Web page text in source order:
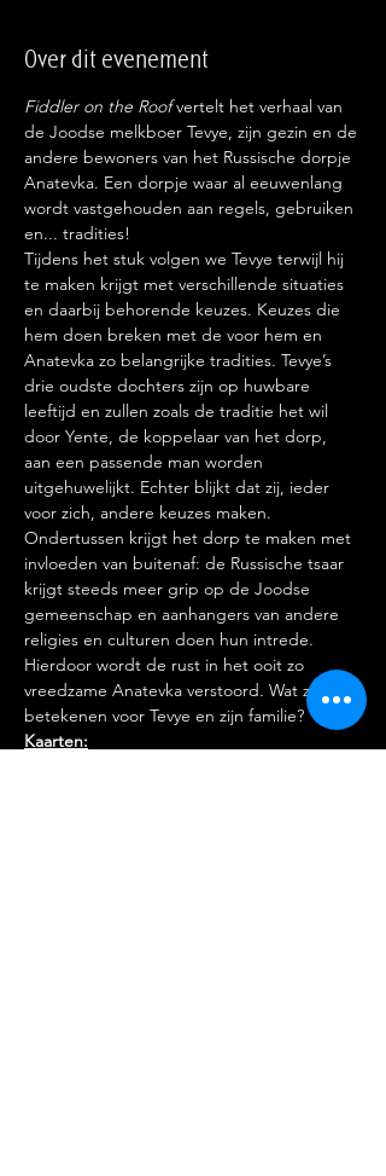
Over dit evenement
Fiddler on the Roof vertelt het verhaal van
de Joodse melkboer Tevye, zijn gezin en de
andere bewoners van het Russische dorpje
Anatevka. Een dorpje waar al eeuwenlang
wordt vastgehouden aan regels, gebruiken
en... tradities!
Tijdens het stuk volgen we Tevye terwijl hij
te maken krijgt met verschillende situaties
en daarbij behorende keuzes. Keuzes die
hem doen breken met de voor hem en
Anatevka zo belangrijke tradities. Tevye’s
drie oudste dochters zijn op huwbare
leeftijd en zullen zoals de traditie het wil
door Yente, de koppelaar van het dorp,
aan een passende man worden
uitgehuwelijkt. Echter blijkt dat zij, ieder
voor zich, andere keuzes maken.
Ondertussen krijgt het dorp te maken met
invloeden van buitenaf: de Russische tsaar
krijgt steeds meer grip op de Joodse
gemeenschap en aanhangers van andere
religies en culturen doen hun intrede.
Hierdoor wordt de rust in het ooit zo
vreedzame Anatevka verstoord. Wat zal dit
betekenen voor Tevye en zijn familie?
Kaarten: